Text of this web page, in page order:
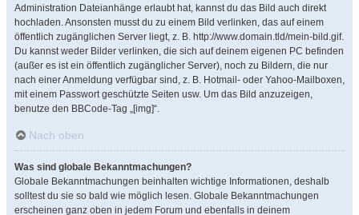
Administration Dateianhänge erlaubt hat, kannst du das Bild auch direkt
hochladen. Ansonsten musst du zu einem Bild verlinken, das auf einem
öffentlich zugänglichen Server liegt, z. B. http://www.domain.tld/mein-bild.gif.
Du kannst weder Bilder verlinken, die sich auf deinem eigenen PC befinden
(außer es ist ein öffentlich zugänglicher Server), noch zu Bildern, die nur
nach einer Anmeldung verfügbar sind, z. B. Hotmail- oder Yahoo-Mailboxen,
mit einem Passwort geschützte Seiten usw. Um das Bild anzuzeigen,
benutze den BBCode-Tag „[img]“.
Nach oben
Was sind globale Bekanntmachungen?
Globale Bekanntmachungen beinhalten wichtige Informationen, deshalb
solltest du sie so bald wie möglich lesen. Globale Bekanntmachungen
erscheinen ganz oben in jedem Forum und ebenfalls in deinem